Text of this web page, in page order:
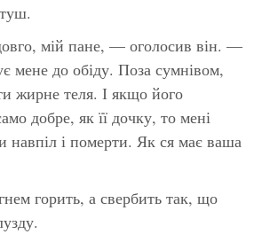
мій пане, — оголосив він. —
мене до обіду. Поза сумнівом,
жирне теля. І якщо його
добре, як її дочку, то мені
навпіл і померти. Як ся має ваша
горить, а свербить так, що